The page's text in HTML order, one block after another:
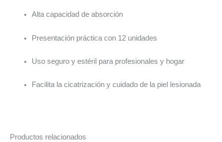
Alta capacidad de absorción
Presentación práctica con 12 unidades
Uso seguro y estéril para profesionales y hogar
Facilita la cicatrización y cuidado de la piel lesionada
Productos relacionados